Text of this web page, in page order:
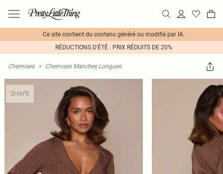
Ce site contient du contenu généré ou modifié par IA.
RÉDUCTIONS D'ÉTÉ : PRIX RÉDUITS DE 20%
Chemises > Chemises Manches Longues
SHAPE